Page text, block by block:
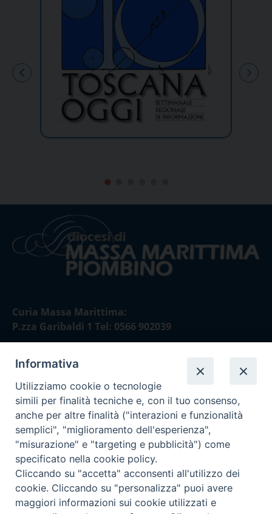
Curia Massa Marittima:
P.zza Garibaldi 1 Tel: 0566 902039
Curia Piombino:
Via Don Minzoni,58/A Tel e Fax: 0565 32036
E-mail:
curia@diocesimassamarittima.it
SEGUICI SU
Informativa
Utilizziamo cookie o tecnologie
simili per finalità tecniche e, con il tuo consenso,
anche per altre finalità ("interazioni e funzionalità
semplici", "miglioramento dell'esperienza",
"misurazione" e "targeting e pubblicità") come
specificato nella cookie policy.
Cliccando su "accetta" acconsenti all'utilizzo dei
cookie. Cliccando su "personalizza" puoi avere
maggiori informazioni sui cookie utilizzati e